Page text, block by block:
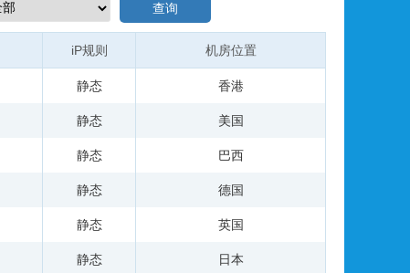
查询
iP规则 机房位置
静态 香港
静态 美国
静态 巴西
静态 德国
静态 英国
静态 日本